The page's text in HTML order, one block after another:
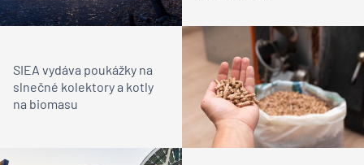
SIEA vydáva poukážky na
slnečné kolektory a kotly
na biomasu